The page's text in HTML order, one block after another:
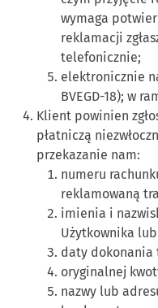
wymaga
reklamacji
telefonicznie;
elektronicznie
BVEGD-18); w
Klient powinien
płatniczą
przekazanie nam:
numeru
reklamowaną
imienia i
Użytkownika
daty dokonania
oryginalnej
nazwy lub